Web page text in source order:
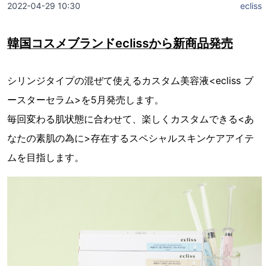
2022-04-29 10:30 ecliss
韓国コスメブランドeclissから新商品発売
シリンジタイプの混ぜて使えるカスタム美容液<ecliss ブ
ースターセラム>を5月発売します。
毎回変わる肌状態に合わせて、楽しくカスタムできる<あ
なたの素肌の為に>存在するスペシャルスキンケアアイテ
ムを目指します。